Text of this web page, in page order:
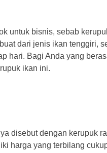
untuk bisnis, sebab
dari jenis ikan tenggiri,
hari. Bagi Anda yang
ikan ini.
disebut dengan kerupuk
harga yang terbilang